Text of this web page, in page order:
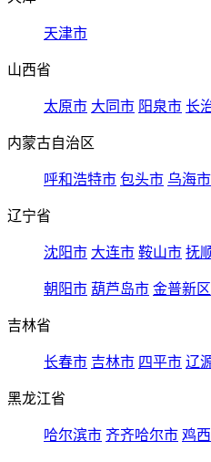
天津市
山西省
太原市 大同市 阳泉市 长
内蒙古自治区
呼和浩特市 包头市 乌海市
辽宁省
沈阳市 大连市 鞍山市 抚
朝阳市 葫芦岛市 金普新区
吉林省
长春市 吉林市 四平市 辽
黑龙江省
哈尔滨市 齐齐哈尔市 鸡